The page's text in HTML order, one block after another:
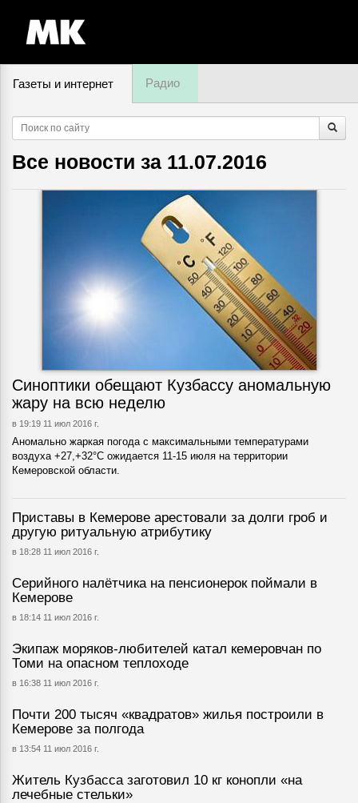
Газеты и интернет Радио
Все новости за 11.07.2016
Синоптики обещают Кузбассу аномальную
жару на всю неделю
в 19:19 11 июл 2016 г.
Аномально жаркая погода с максимальными температурами
воздуха +27,+32°С ожидается 11-15 июля на территории
Кемеровской области.
Приставы в Кемерове арестовали за долги гроб и
другую ритуальную атрибутику
в 18:28 11 июл 2016 г.
Серийного налётчика на пенсионерок поймали в
Кемерове
в 18:14 11 июл 2016 г.
Экипаж моряков-любителей катал кемеровчан по
Томи на опасном теплоходе
в 16:38 11 июл 2016 г.
Почти 200 тысяч «квадратов» жилья построили в
Кемерове за полгода
в 13:54 11 июл 2016 г.
Житель Кузбасса заготовил 10 кг конопли «на
лечебные стельки»